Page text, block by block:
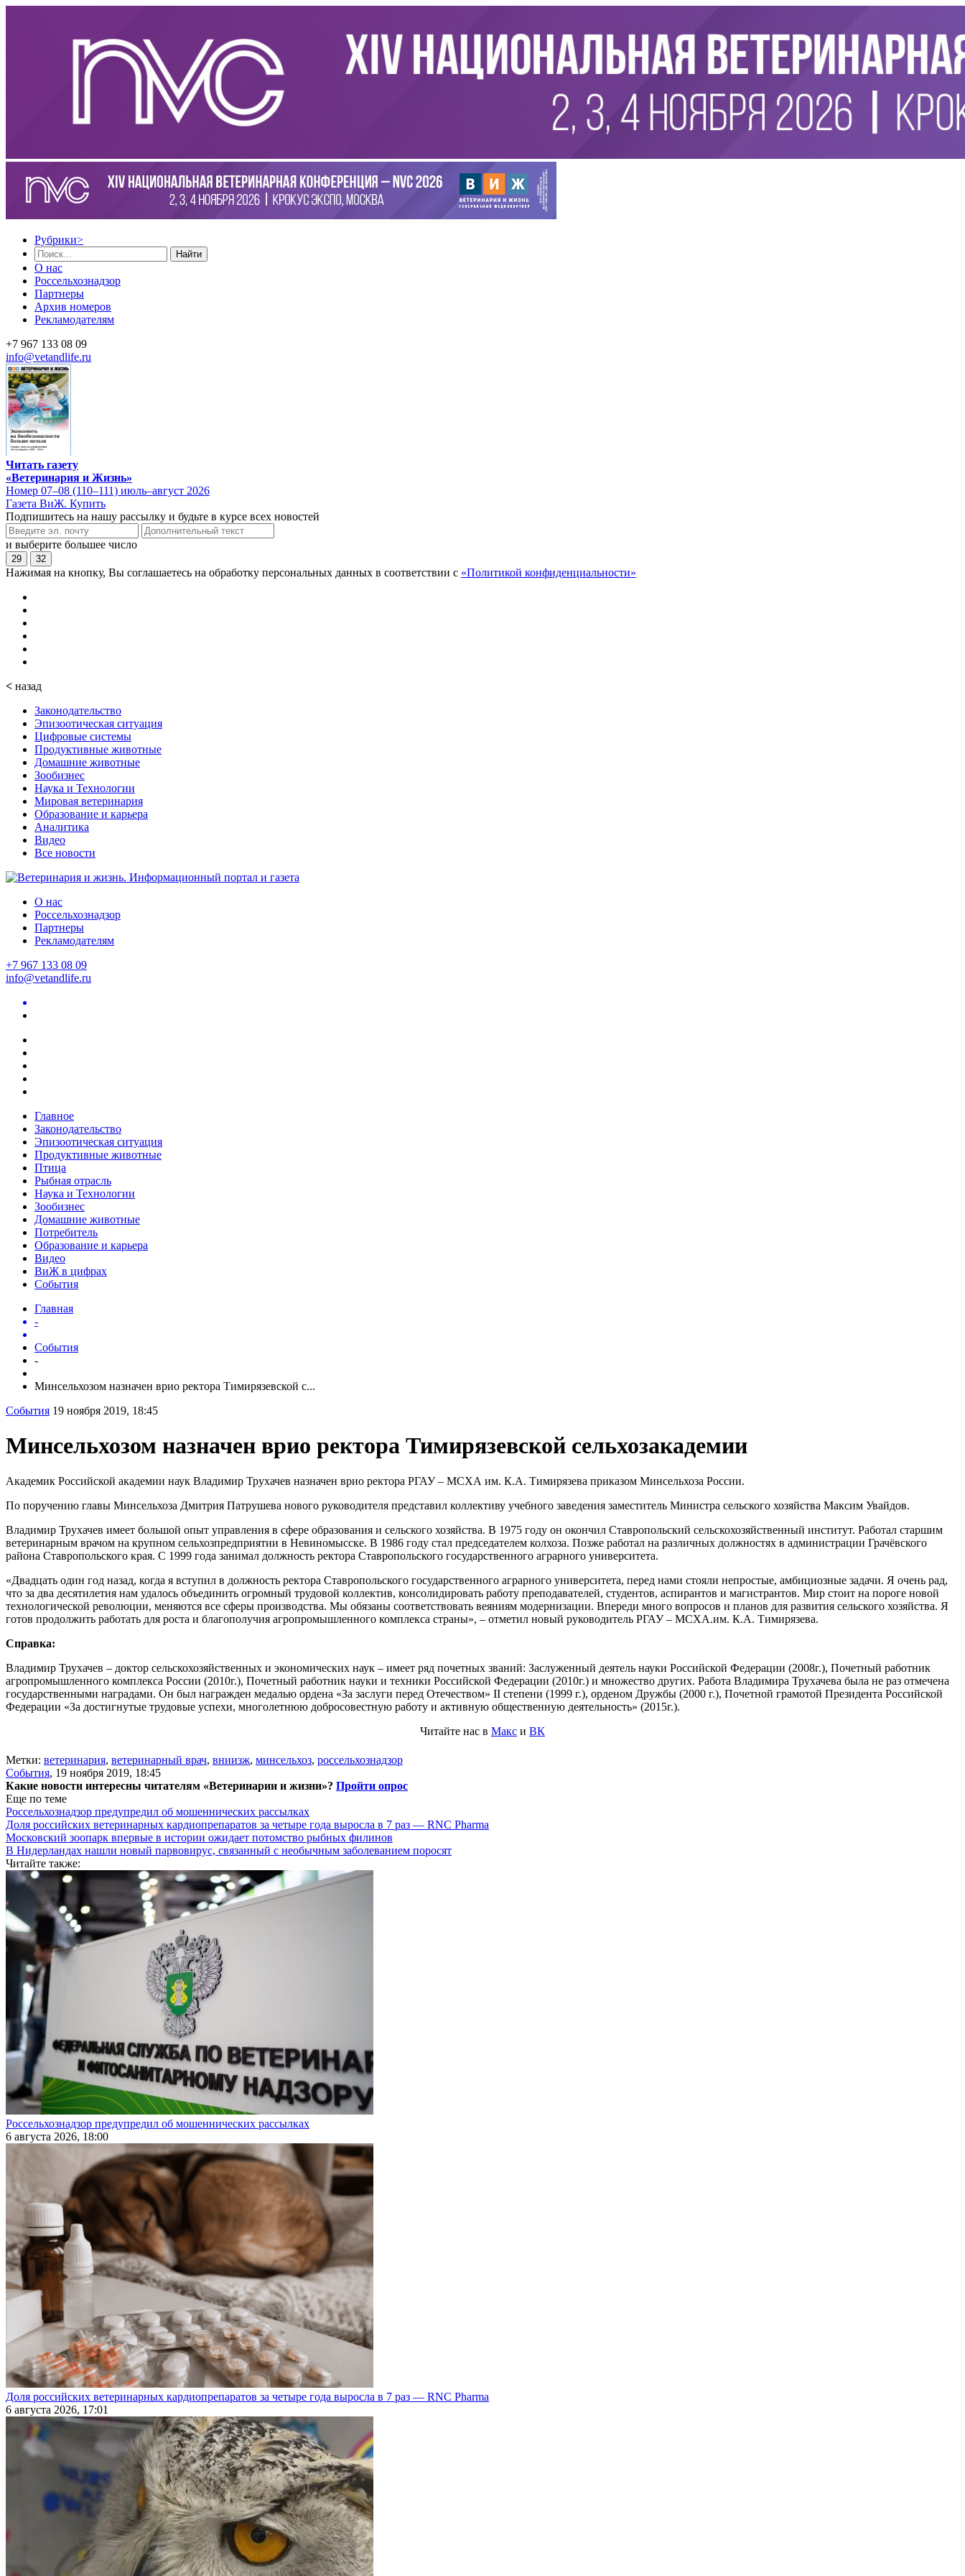
Рубрики>
Найти
О нас
Россельхознадзор
Партнеры
Архив номеров
Рекламодателям
+7 967 133 08 09
info@vetandlife.ru
Читать газету
«Ветеринария и Жизнь»
Номер 07–08 (110–111) июль–август 2026
Газета ВиЖ. Купить
Подпишитесь на нашу рассылку и будьте в курсе всех новостей
и выберите большее число
29 32
Нажимая на кнопку, Вы соглашаетесь на обработку персональных данных в соответствии с «Политикой конфиденциальности»
< назад
Законодательство
Эпизоотическая ситуация
Цифровые системы
Продуктивные животные
Домашние животные
Зообизнес
Наука и Технологии
Мировая ветеринария
Образование и карьера
Аналитика
Видео
Все новости
О нас
Россельхознадзор
Партнеры
Рекламодателям
+7 967 133 08 09
info@vetandlife.ru
Главное
Законодательство
Эпизоотическая ситуация
Продуктивные животные
Птица
Рыбная отрасль
Наука и Технологии
Зообизнес
Домашние животные
Потребитель
Образование и карьера
Видео
ВиЖ в цифрах
События
Главная
-
События
-
Минсельхозом назначен врио ректора Тимирязевской с...
События 19 ноября 2019, 18:45
Минсельхозом назначен врио ректора Тимирязевской сельхозакадемии
Академик Российской академии наук Владимир Трухачев назначен врио ректора РГАУ – МСХА им. К.А. Тимирязева приказом Минсельхоза России.
По поручению главы Минсельхоза Дмитрия Патрушева нового руководителя представил коллективу учебного заведения заместитель Министра сельского хозяйства Максим Увайдов.
Владимир Трухачев имеет большой опыт управления в сфере образования и сельского хозяйства. В 1975 году он окончил Ставропольский сельскохозяйственный институт. Работал старшим
ветеринарным врачом на крупном сельхозпредприятии в Невиномысске. В 1986 году стал председателем колхоза. Позже работал на различных должностях в администрации Грачёвского
района Ставропольского края. С 1999 года занимал должность ректора Ставропольского государственного аграрного университета.
«Двадцать один год назад, когда я вступил в должность ректора Ставропольского государственного аграрного университета, перед нами стояли непростые, амбициозные задачи. Я очень рад,
что за два десятилетия нам удалось объединить огромный трудовой коллектив, консолидировать работу преподавателей, студентов, аспирантов и магистрантов. Мир стоит на пороге новой
технологической революции, меняются все сферы производства. Мы обязаны соответствовать веяниям модернизации. Впереди много вопросов и планов для развития сельского хозяйства. Я
готов продолжить работать для роста и благополучия агропромышленного комплекса страны», – отметил новый руководитель РГАУ – МСХА.им. К.А. Тимирязева.
Справка:
Владимир Трухачев – доктор сельскохозяйственных и экономических наук – имеет ряд почетных званий: Заслуженный деятель науки Российской Федерации (2008г.), Почетный работник
агропромышленного комплекса России (2010г.), Почетный работник науки и техники Российской Федерации (2010г.) и множество других. Работа Владимира Трухачева была не раз отмечена
государственными наградами. Он был награжден медалью ордена «За заслуги перед Отечеством» II степени (1999 г.), орденом Дружбы (2000 г.), Почетной грамотой Президента Российской
Федерации «За достигнутые трудовые успехи, многолетнюю добросовестную работу и активную общественную деятельность» (2015г.).
Читайте нас в Макс и ВК
Метки: ветеринария, ветеринарный врач, вниизж, минсельхоз, россельхознадзор
События, 19 ноября 2019, 18:45
Какие новости интересны читателям «Ветеринарии и жизни»? Пройти опрос
Еще по теме
Россельхознадзор предупредил об мошеннических рассылках
Доля российских ветеринарных кардиопрепаратов за четыре года выросла в 7 раз — RNC Pharma
Московский зоопарк впервые в истории ожидает потомство рыбных филинов
В Нидерландах нашли новый парвовирус, связанный с необычным заболеванием поросят
Читайте также:
Россельхознадзор предупредил об мошеннических рассылках
6 августа 2026, 18:00
Доля российских ветеринарных кардиопрепаратов за четыре года выросла в 7 раз — RNC Pharma
6 августа 2026, 17:01